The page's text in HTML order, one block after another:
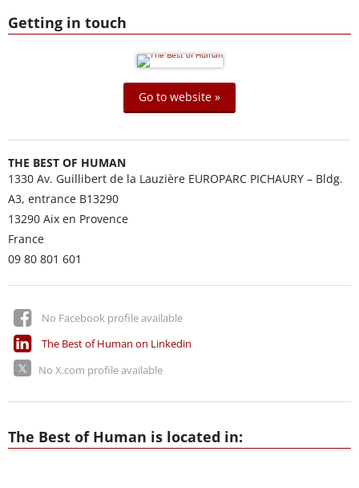
Getting in touch
Go to website »
THE BEST OF HUMAN
1330 Av. Guillibert de la Lauzière EUROPARC PICHAURY – Bldg.
A3, entrance B13290
13290 Aix en Provence
France
09 80 801 601
No Facebook profile available
The Best of Human on Linkedin
No X.com profile available
The Best of Human is located in: